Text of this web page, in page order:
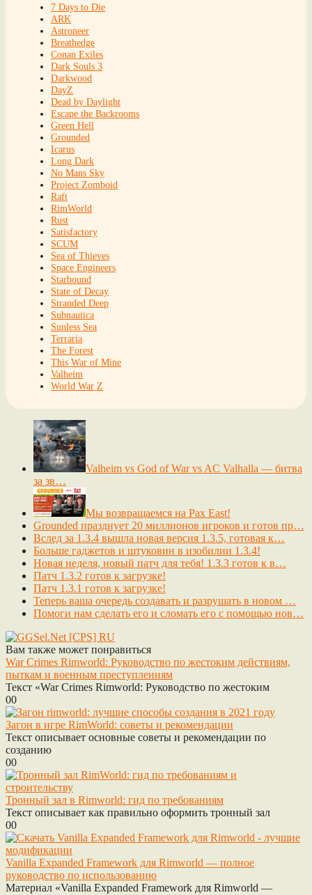
7 Days to Die
ARK
Astroneer
Breathedge
Conan Exiles
Dark Souls 3
Darkwood
DayZ
Dead by Daylight
Escape the Backrooms
Green Hell
Grounded
Icarus
Long Dark
No Mans Sky
Project Zomboid
Raft
RimWorld
Rust
Satisfactory
SCUM
Sea of Thieves
Space Engineers
Starbound
State of Decay
Stranded Deep
Subnautica
Sunless Sea
Terraria
The Forest
This War of Mine
Valheim
World War Z
Valheim vs God of War vs AC Valhalla — битва
за зв…
Мы возвращаемся на Pax East!
Grounded празднует 20 миллионов игроков и готов пр…
Вслед за 1.3.4 вышла новая версия 1.3.5, готовая к…
Больше гаджетов и штуковин в изобилии 1.3.4!
Новая неделя, новый патч для тебя! 1.3.3 готов к в…
Патч 1.3.2 готов к загрузке!
Патч 1.3.1 готов к загрузке!
Теперь ваша очередь создавать и разрушать в новом …
Помоги нам сделать его и сломать его с помощью нов…
Вам также может понравиться
War Crimes Rimworld: Руководство по жестоким действиям,
пыткам и военным преступлениям
Текст «War Crimes Rimworld: Руководство по жестоким
00
Загон в игре RimWorld: советы и рекомендации
Текст описывает основные советы и рекомендации по
созданию
00
Тронный зал в Rimworld: гид по требованиям
Текст описывает как правильно оформить тронный зал
00
Vanilla Expanded Framework для Rimworld — полное
руководство по использованию
Материал «Vanilla Expanded Framework для Rimworld —